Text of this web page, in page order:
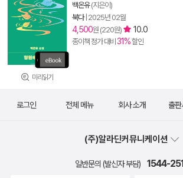
미리읽기
백온유(지은이)
북다| 2025년 02월
4,500원 (220원) 10.0
종이책 정가 대비 31%할인
로그인 전체 메뉴 회사 소개 출판
(주)알라딘커뮤니케이션
일반문의 (발신자 부담) 1544-